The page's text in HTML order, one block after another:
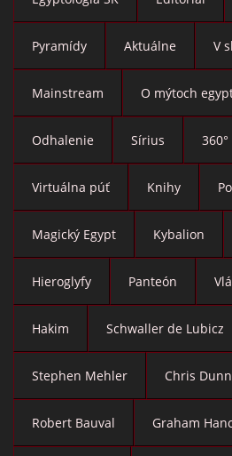
Pyramídy Aktuálne V
Mainstream O mýtoch
Odhalenie Sírius 360°
Virtuálna púť Knihy
Magický Egypt Kybalion
Hieroglyfy Panteón
Hakim Schwaller de Lubicz
Stephen Mehler Chris Dunn
Robert Bauval Graham